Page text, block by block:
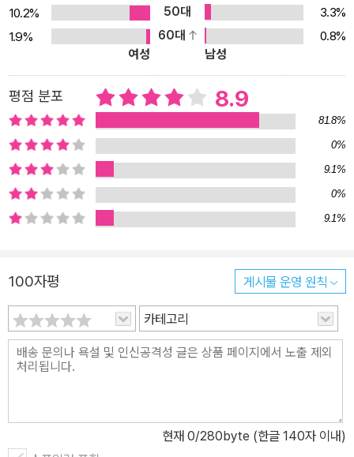
하고 자책하기 때문이다. 하지만 예민함은 기질일 뿐이다. 그러니 부
모 잘못이 아니고, 치료가 필요한 질병도 아니다. 이 점을 마음에 새기
고 내 자녀가 예민한지 그렇지 않은지 점검해보자. 매우 예민한 아이
들의 특징은 다음과 같다. ·감각: 냄새, 소리, 타인의 표정이나 자세,
목소리 톤의 변화를 민감하게 알아차린다. ·인지: 인지적으로 유연하
며 깊이 생각하고, 창의력과 상상력이 풍부하다. 주변에서 일어나는
일을 잘 알아차린다. 한편 공포스럽거나 불안한 생각을 잘 통제하지
못하고 완벽주의 성향을 보이기도 한다. ·감정: 좋은 일이든 나쁜 일이
든 다른 사람보다 더 큰 감정 반응을 보인다. 더 강렬하게 느껴 스트레
스도 더 많이 받고, 자연, 사람, 동물, 사물에 대한 애착도 더 강하다. ·
관계: 사회적인 관심과 비난에 더 크게 반응하고, 갈등을 회피하며, 자
에 따라 아이에게 다양한 난관으로 나타난다. 3부 ‘예민한 아이들은
어디에나 있다’에서 저자는 유아기부터 초등학생 때까지 많이 나타나
는 예민한 기질을 14가지 유형으로 나누어 들려준다. 손톱을 뜯는 현
우, 밥을 잘 안 먹는 병민이, 소리에 예민한 지윤이, 몇 분마다 화장실
에 가는 지수, 눈을 깜박거리는 태훈이, 엄마랑 떨어지면 배앓이를 하
책만 보는 유빈이, 집에서 부모와 조부모에게 떼쓰고 폭력 행위까지
보이는 기원이, 불안할 때 공격 태세를 취하는 진우, 새를 무서워하는
10.2%
50대
3.3%
1.9%
60대
0.8%
여성
남성
평점 분포 8.9
81.8%
0%
9.1%
0%
9.1%
100자평 게시물 운영 원칙
카테고리
현재 0/280byte (한글 140자 이내)